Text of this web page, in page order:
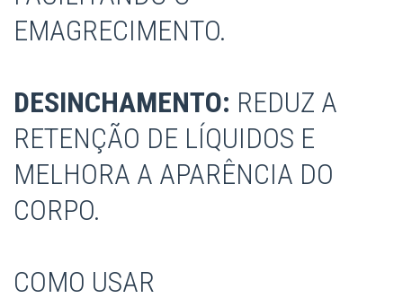
EMAGRECIMENTO.
DESINCHAMENTO: REDUZ A
RETENÇÃO DE LÍQUIDOS E
MELHORA A APARÊNCIA DO
CORPO.
COMO USAR